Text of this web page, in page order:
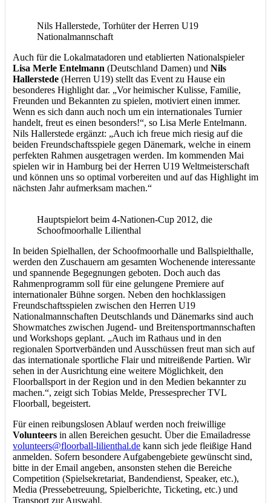
Nils Hallerstede, Torhüter der Herren U19
Nationalmannschaft
Auch für die Lokalmatadoren und etablierten Nationalspieler
Lisa Merle Entelmann (Deutschland Damen) und Nils
Hallerstede (Herren U19) stellt das Event zu Hause ein
besonderes Highlight dar. „Vor heimischer Kulisse, Familie,
Freunden und Bekannten zu spielen, motiviert einen immer.
Wenn es sich dann auch noch um ein internationales Turnier
handelt, freut es einen besonders!“, so Lisa Merle Entelmann.
Nils Hallerstede ergänzt: „Auch ich freue mich riesig auf die
beiden Freundschaftsspiele gegen Dänemark, welche in einem
perfekten Rahmen ausgetragen werden. Im kommenden Mai
spielen wir in Hamburg bei der Herren U19 Weltmeisterschaft
und können uns so optimal vorbereiten und auf das Highlight im
nächsten Jahr aufmerksam machen.“
Hauptspielort beim 4-Nationen-Cup 2012, die
Schoofmoorhalle Lilienthal
In beiden Spielhallen, der Schoofmoorhalle und Ballspielthalle,
werden den Zuschauern am gesamten Wochenende interessante
und spannende Begegnungen geboten. Doch auch das
Rahmenprogramm soll für eine gelungene Premiere auf
internationaler Bühne sorgen. Neben den hochklassigen
Freundschaftsspielen zwischen den Herren U19
Nationalmannschaften Deutschlands und Dänemarks sind auch
Showmatches zwischen Jugend- und Breitensportmannschaften
und Workshops geplant. „Auch im Rathaus und in den
regionalen Sportverbänden und Ausschüssen freut man sich auf
das internationale sportliche Flair und mitreißende Partien. Wir
sehen in der Ausrichtung eine weitere Möglichkeit, den
Floorballsport in der Region und in den Medien bekannter zu
machen.“, zeigt sich Tobias Melde, Pressesprecher TVL
Floorball, begeistert.
Für einen reibungslosen Ablauf werden noch freiwillige
Volunteers in allen Bereichen gesucht. Über die Emailadresse
volunteers@floorball-lilienthal.de kann sich jede fleißige Hand
anmelden. Sofern besondere Aufgabengebiete gewünscht sind,
bitte in der Email angeben, ansonsten stehen die Bereiche
Competition (Spielsekretariat, Bandendienst, Speaker, etc.),
Media (Pressebetreuung, Spielberichte, Ticketing, etc.) und
Transport zur Auswahl.